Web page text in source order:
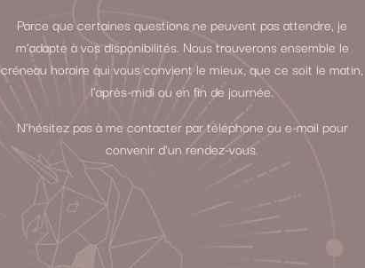
Parce que certaines questions ne peuvent pas attendre, je
m’adapte à vos disponibilités. Nous trouverons ensemble le
créneau horaire qui vous convient le mieux, que ce soit le matin,
l’après-midi ou en fin de journée.
N’hésitez pas à me contacter par téléphone ou e-mail pour
convenir d’un rendez-vous.